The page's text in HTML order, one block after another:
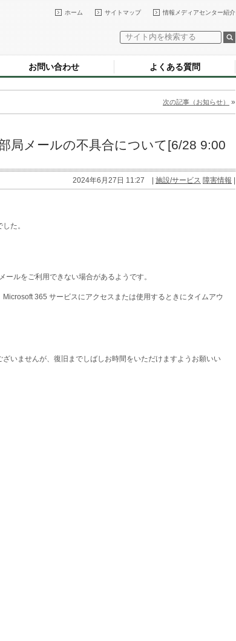
情報メディアセンター紹介
サイトマップ
ホーム
お問い合わせ よくある質問
次の記事（お知らせ） »
局メールの不具合について[6/28 9:00
2024年6月27日 11:27 | 施設/サービス 障害情報
た。
ルをご利用できない場合があるようです。
365 サービスにアクセスまたは使用するときにタイムアウ
いませんが、復旧までしばしお時間をいただけますようお願いい